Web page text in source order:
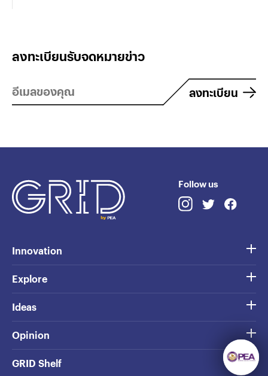
ลงทะเบียนรับจดหมายข่าว
ลงทะเบียน
Follow us
Innovation
Explore
Ideas
Opinion
GRID Shelf